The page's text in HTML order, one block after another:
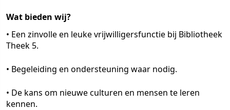
Wat bieden wij?
• Een zinvolle en leuke vrijwilligersfunctie bij Bibliotheek
Theek 5.
• Begeleiding en ondersteuning waar nodig.
• De kans om nieuwe culturen en mensen te leren
kennen.